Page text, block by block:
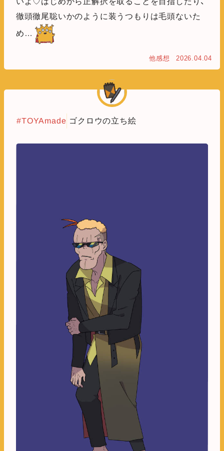
徹頭徹尾聡いかのように装うつもりは毛頭ないた
め…
他感想 2026.04.04
#TOYAmade ゴクロウの立ち絵